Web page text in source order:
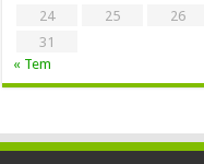
24
25 26
31
« Tem